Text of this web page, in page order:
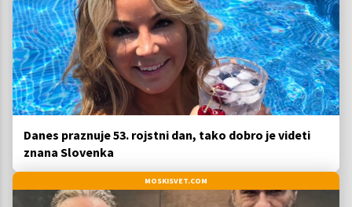
Danes praznuje 53. rojstni dan, tako dobro je videti
znana Slovenka
MOSKISVET.COM